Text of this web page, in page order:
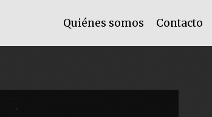
Quiénes somos Contacto